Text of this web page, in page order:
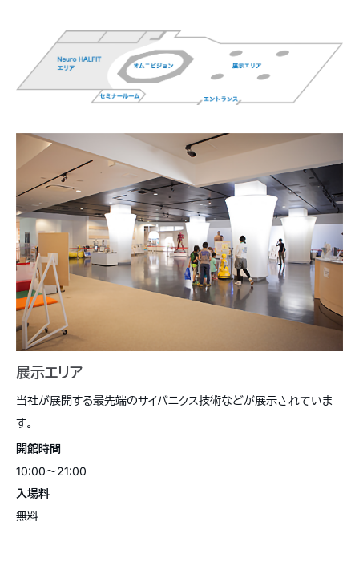
展示エリア
当社が展開する最先端のサイバニクス技術などが展示されていま
す。
開館時間
10:00〜21:00
入場料
無料